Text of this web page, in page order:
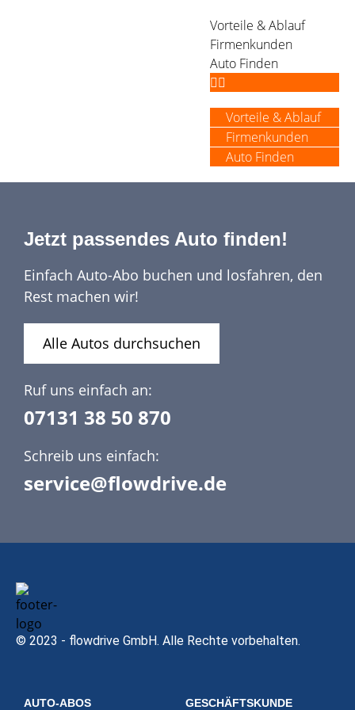
Vorteile & Ablauf
Firmenkunden
Auto Finden
Vorteile & Ablauf
Firmenkunden
Auto Finden
Jetzt passendes Auto finden!
Einfach Auto-Abo buchen und losfahren, den
Rest machen wir!
Alle Autos durchsuchen
Ruf uns einfach an:
07131 38 50 870
Schreib uns einfach:
service@flowdrive.de
© 2023 - flowdrive GmbH. Alle Rechte vorbehalten.
AUTO-ABOS GESCHÄFTSKUNDE